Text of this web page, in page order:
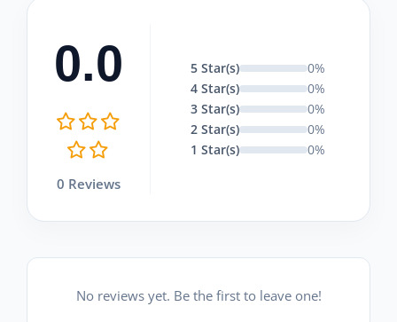
0.0
0 Reviews
5 Star(s)
0%
4 Star(s)
0%
3 Star(s)
0%
2 Star(s)
0%
1 Star(s)
0%
No reviews yet. Be the first to leave one!